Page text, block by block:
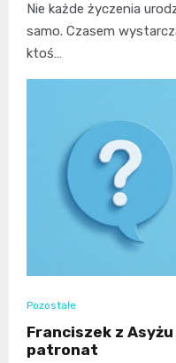
Nie każde życzenia
samo. Czasem
ktoś…
Pozostałe
Franciszek z
patronat